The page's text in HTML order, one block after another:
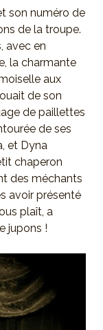
son numéro de
de la troupe.
avec en
la charmante
aux
de son
de paillettes
de ses
et Dyna
chaperon
des méchants
avoir présenté
plaît, a
jupons !